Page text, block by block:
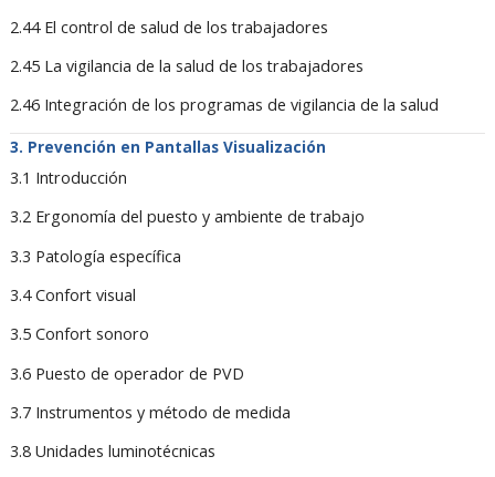
2.44 El control de salud de los trabajadores
2.45 La vigilancia de la salud de los trabajadores
2.46 Integración de los programas de vigilancia de la salud
Prevención en Pantallas Visualización
3.1 Introducción
3.2 Ergonomía del puesto y ambiente de trabajo
3.3 Patología específica
3.4 Confort visual
3.5 Confort sonoro
3.6 Puesto de operador de PVD
3.7 Instrumentos y método de medida
3.8 Unidades luminotécnicas